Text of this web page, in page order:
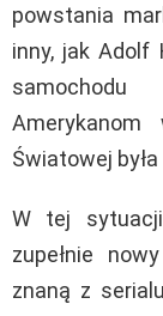
powstania
inny, jak Adolf
samochodu
Światowej
W tej
zupełnie
znaną z